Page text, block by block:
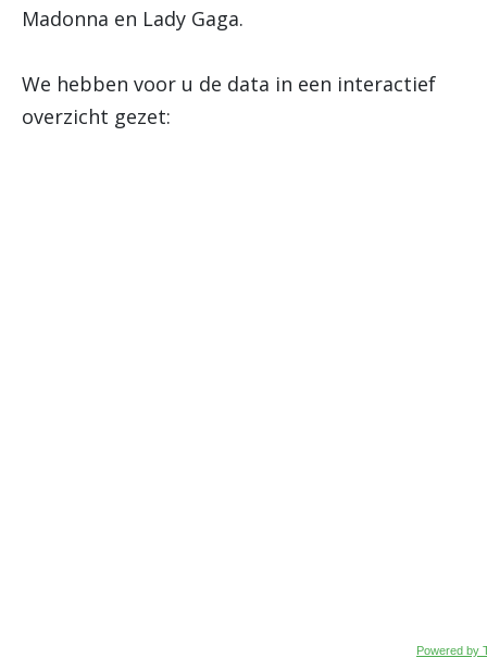
Madonna en Lady Gaga.
We hebben voor u de data in een interactief
overzicht gezet:
Powered by